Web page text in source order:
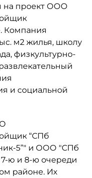
на проект ООО
Компания
м2 жилья, школу
физкультурно-
и социальной
“СПб
5”" и ООО "СПб
ю и 8-ю очереди
районе. Их